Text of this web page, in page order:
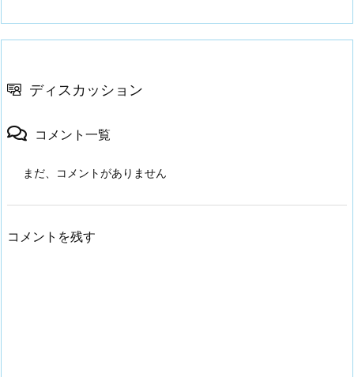
ディスカッション
コメント一覧
まだ、コメントがありません
コメントを残す